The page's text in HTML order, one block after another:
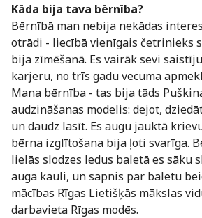
Kāda bija tava bērnība?
Bērnībā man nebija nekādas
otrādi - liecībā vienīgais četrinieks
bija zīmēšanā. Es vairāk sevi
karjeru, no trīs gadu vecuma
Mana bērnība - tas bija tāds
audzināšanas modelis: dejot,
un daudz lasīt. Es augu jauktā
bērna izglītošana bija ļoti svarīga.
lielās slodzes ledus baletā es sāku
auga kauli, un sapnis par baletu
mācības Rīgas Lietišķās mākslas
darbavieta Rīgas modēs.